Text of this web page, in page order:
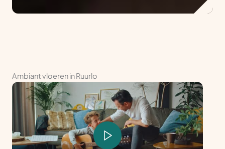
Ambiant vloeren in Ruurlo